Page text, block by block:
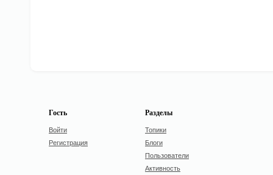
Гость
Войти
Регистрация
Разделы
Топики
Блоги
Пользователи
Активность